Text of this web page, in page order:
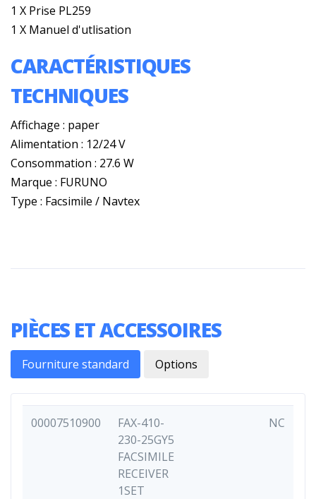
1 X Prise PL259
1 X Manuel d'utlisation
CARACTÉRISTIQUES
TECHNIQUES
Affichage : paper
Alimentation : 12/24 V
Consommation : 27.6 W
Marque : FURUNO
Type : Facsimile / Navtex
PIÈCES ET ACCESSOIRES
Fourniture standard Options
00007510900
FAX-410-
230-25GY5
FACSIMILE
RECEIVER
1SET
NC